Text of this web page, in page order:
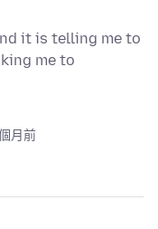
it is telling me to
me to
月前